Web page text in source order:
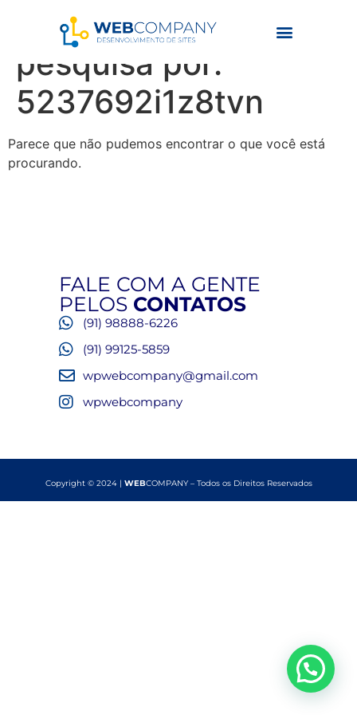
Resultados da
pesquisa por:
5237692i1z8tvn
Parece que não pudemos encontrar o que você está
procurando.
FALE COM A GENTE
PELOS CONTATOS
(91) 98888-6226
(91) 99125-5859
wpwebcompany@gmail.com
wpwebcompany
Copyright © 2024 | WEBCOMPANY – Todos os Direitos Reservados